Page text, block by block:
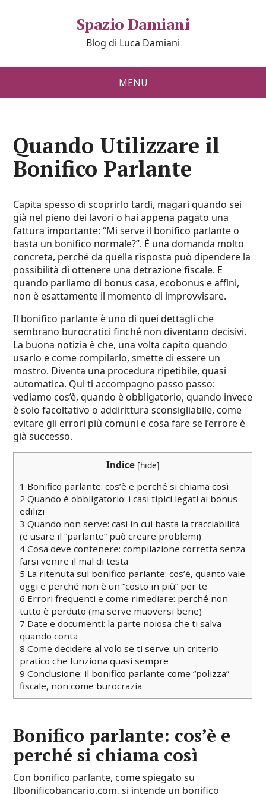
Spazio Damiani
Blog di Luca Damiani
MENU
Quando Utilizzare il
Bonifico Parlante​
Capita spesso di scoprirlo tardi, magari quando sei
già nel pieno dei lavori o hai appena pagato una
fattura importante: “Mi serve il bonifico parlante o
basta un bonifico normale?”. È una domanda molto
concreta, perché da quella risposta può dipendere la
possibilità di ottenere una detrazione fiscale. E
quando parliamo di bonus casa, ecobonus e affini,
non è esattamente il momento di improvvisare.
Il bonifico parlante è uno di quei dettagli che
sembrano burocratici finché non diventano decisivi.
La buona notizia è che, una volta capito quando
usarlo e come compilarlo, smette di essere un
mostro. Diventa una procedura ripetibile, quasi
automatica. Qui ti accompagno passo passo:
vediamo cos’è, quando è obbligatorio, quando invece
è solo facoltativo o addirittura sconsigliabile, come
evitare gli errori più comuni e cosa fare se l’errore è
già successo.
Indice [hide]
1 Bonifico parlante: cos’è e perché si chiama così
2 Quando è obbligatorio: i casi tipici legati ai bonus
edilizi
3 Quando non serve: casi in cui basta la tracciabilità
(e usare il “parlante” può creare problemi)
4 Cosa deve contenere: compilazione corretta senza
farsi venire il mal di testa
5 La ritenuta sul bonifico parlante: cos’è, quanto vale
oggi e perché non è un “costo in più” per te
6 Errori frequenti e come rimediare: perché non
tutto è perduto (ma serve muoversi bene)
7 Date e documenti: la parte noiosa che ti salva
quando conta
8 Come decidere al volo se ti serve: un criterio
pratico che funziona quasi sempre
9 Conclusione: il bonifico parlante come “polizza”
fiscale, non come burocrazia
Bonifico parlante: cos’è e
perché si chiama così
Con bonifico parlante, come spiegato su
Ilbonificobancario.com, si intende un bonifico